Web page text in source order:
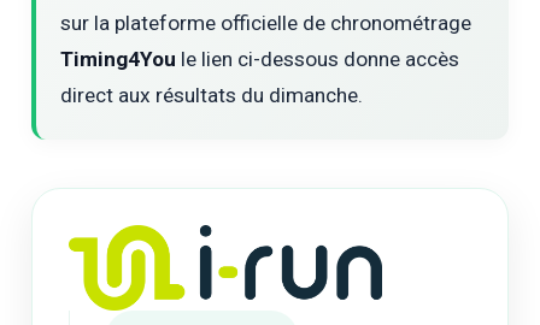
sur la plateforme officielle de chronométrage
Timing4You le lien ci-dessous donne accès
direct aux résultats du dimanche.